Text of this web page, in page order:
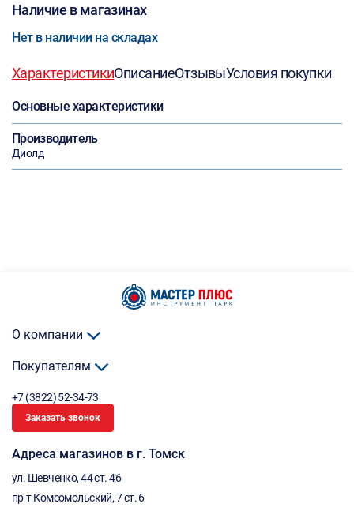
Наличие в магазинах
Нет в наличии на складах
ХарактеристикиОписаниеОтзывыУсловия покупки
Основные характеристики
Производитель
Диолд
О компании
Покупателям
+7 (3822) 52-34-73
Заказать звонок
Адреса магазинов в г. Томск
ул. Шевченко, 44 ст. 46
пр-т Комсомольский, 7 ст. 6